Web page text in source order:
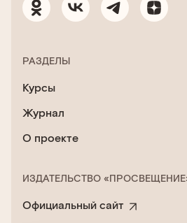
РАЗДЕЛЫ
Курсы
Журнал
О проекте
ИЗДАТЕЛЬСТВО
Официальный сайт